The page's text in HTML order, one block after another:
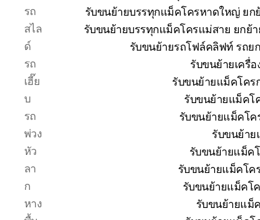
รถ
สไล
ด์
รถ
เฮี๊ย
บ
รถ
พ่วง
หัว
ลา
ก
หาง
รับขนย้ายบรรทุกแม็คโครหาดใหญ่ ยก
รับขนย้ายบรรทุกแม็คโครแม่สาย ยกย้
รับขนย้ายรถโฟล์คลิฟท์ รถย
รับขนย้ายเครื่
รับขนย้ายแม็คโคร
รับขนย้ายแม็คโ
รับขนย้ายแม็คโค
รับขนย้าย
รับขนย้ายแม็ค
รับขนย้ายแม็คโค
รับขนย้ายแม็คโ
รับขนย้ายแม็